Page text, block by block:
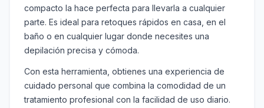
compacto la hace perfecta para llevarla a cualquier
parte. Es ideal para retoques rápidos en casa, en el
baño o en cualquier lugar donde necesites una
depilación precisa y cómoda.
Con esta herramienta, obtienes una experiencia de
cuidado personal que combina la comodidad de un
tratamiento profesional con la facilidad de uso diario.